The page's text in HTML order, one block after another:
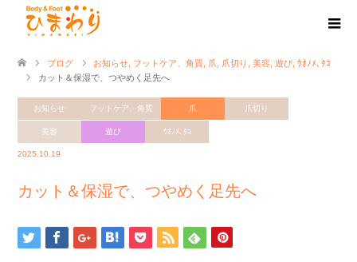
ブログ お知らせ フットケア、角質 爪 爪切り 美容 遊び ｳｵﾉﾒ､ﾀｺ
カット＆保湿で、つやめく足先へ
お知らせ フットケア、角質 爪 爪切り
美容 遊び ｳｵﾉﾒ､ﾀｺ
2025.10.19
カット＆保湿で、つやめく足先へ